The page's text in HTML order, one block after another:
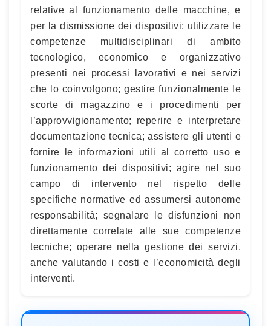
relative al funzionamento delle macchine, e
per la dismissione dei dispositivi; utilizzare le
competenze multidisciplinari di ambito
tecnologico, economico e organizzativo
presenti nei processi lavorativi e nei servizi
che lo coinvolgono; gestire funzionalmente le
scorte di magazzino e i procedimenti per
l’approvvigionamento; reperire e interpretare
documentazione tecnica; assistere gli utenti e
fornire le informazioni utili al corretto uso e
funzionamento dei dispositivi; agire nel suo
campo di intervento nel rispetto delle
specifiche normative ed assumersi autonome
responsabilità; segnalare le disfunzioni non
direttamente correlate alle sue competenze
tecniche; operare nella gestione dei servizi,
anche valutando i costi e l’economicità degli
interventi.